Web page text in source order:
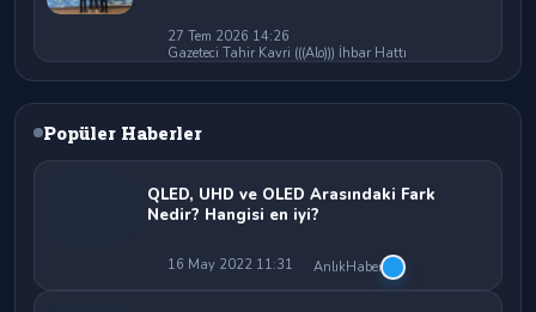
27 Tem 2026 14:26
Gazeteci Tahir Kavri (((Alo))) İhbar Hattı
Popüler Haberler
QLED, UHD ve OLED Arasındaki Fark
Nedir? Hangisi en iyi?
16 May 2022 11:31 AnlıkHaber